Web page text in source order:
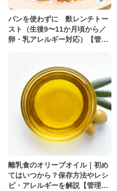
パンを使わずに 麩レンチトー
スト（生後9〜11か月頃から／
卵・乳アレルギー対応）【管理
離乳食のオリーブオイル｜初め
てはいつから？保存方法やレシ
ピ・アレルギーを解説【管理栄